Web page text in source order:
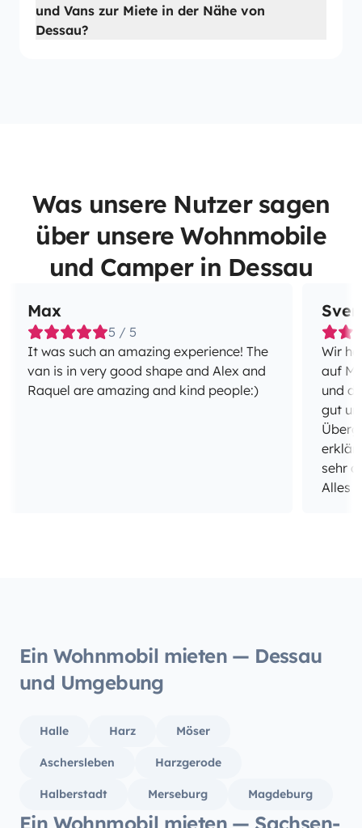
und Vans zur Miete in der Nähe von
Dessau?
Was unsere Nutzer sagen
über unsere Wohnmobile
und Camper in Dessau
Max
5 / 5
It was such an amazing experience! The
van is in very good shape and Alex and
Raquel are amazing and kind people:)
Sven
Wir
auf
und
gut
sehr
Alles
Ein Wohnmobil mieten — Dessau
und Umgebung
Halle Harz Möser
Aschersleben Harzgerode
Halberstadt Merseburg Magdeburg
Ein Wohnmobil mieten — Sachsen-